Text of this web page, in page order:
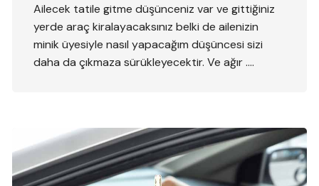
Ailecek tatile gitme düşünceniz var ve gittiğiniz
yerde araç kiralayacaksınız belki de ailenizin
minik üyesiyle nasıl yapacağım düşüncesi sizi
daha da çıkmaza sürükleyecektir. Ve ağır ….